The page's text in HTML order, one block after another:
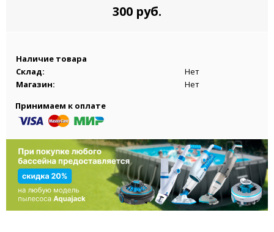
300 руб.
Наличие товара
Склад:
Нет
Магазин:
Нет
Принимаем к оплате